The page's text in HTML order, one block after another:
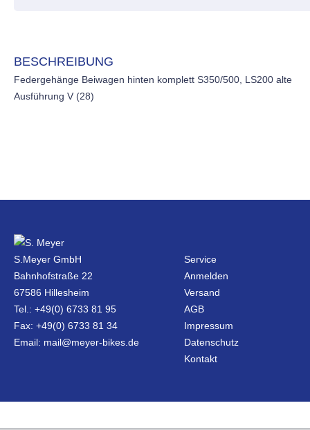
BESCHREIBUNG
Federgehänge Beiwagen hinten komplett S350/500, LS200 alte
Ausführung V (28)
S.Meyer GmbH
Bahnhofstraße 22
67586 Hillesheim
Tel.: +49(0) 6733 81 95
Fax: +49(0) 6733 81 34
Email: mail@meyer-bikes.de
Service
Anmelden
Versand
AGB
Impressum
Datenschutz
Kontakt